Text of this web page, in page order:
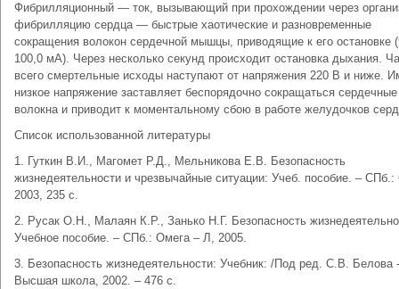
Фибрилляционный — ток, вызывающий при прохождении через
фибрилляцию сердца — быстрые хаотические и разновременные
сокращения волокон сердечной мышцы, приводящие к его остановке
100,0 мА). Через несколько секунд происходит остановка дыхания.
всего смертельные исходы наступают от напряжения 220 В и ниже.
низкое напряжение заставляет беспорядочно сокращаться сердечные
волокна и приводит к моментальному сбою в работе желудочков
Список использованной литературы
1. Гуткин В.И., Магомет Р.Д., Мельникова Е.В. Безопасность
жизнедеятельности и чрезвычайные ситуации: Учеб. пособие. –
2003, 235 с.
2. Русак О.Н., Малаян К.Р., Занько Н.Г. Безопасность
Учебное пособие. – СПб.: Омега – Л, 2005.
3. Безопасность жизнедеятельности: Учебник: /Под ред. С.В.
Высшая школа, 2002. – 476 с.